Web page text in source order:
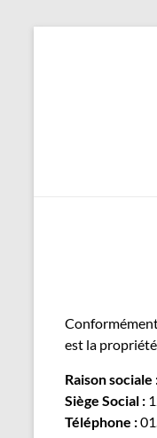
est la
Raison sociale
Siège Social :
Téléphone :